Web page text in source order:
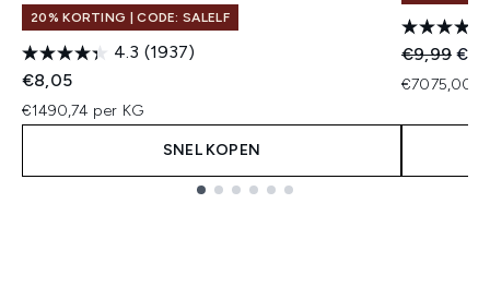
20% KORTING | CODE: SALELF
4.3 (1937)
€8,05
€1490,74 per KG
SNEL KOPEN
€9,99
€7075,00